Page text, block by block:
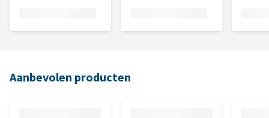
Aanbevolen producten